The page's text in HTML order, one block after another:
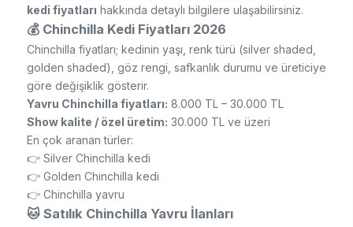
kedi fiyatları hakkında detaylı bilgilere ulaşabilirsiniz.
💰 Chinchilla Kedi Fiyatları 2026
Chinchilla fiyatları; kedinin yaşı, renk türü (silver shaded,
golden shaded), göz rengi, safkanlık durumu ve üreticiye
göre değişiklik gösterir.
Yavru Chinchilla fiyatları: 8.000 TL – 30.000 TL
Show kalite / özel üretim: 30.000 TL ve üzeri
En çok aranan türler:
👉 Silver Chinchilla kedi
👉 Golden Chinchilla kedi
👉 Chinchilla yavru
🐱 Satılık Chinchilla Yavru İlanları